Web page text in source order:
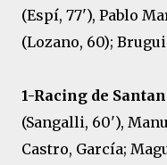
(Espí, 77'), Pablo
(Lozano, 60);
1-Racing de
(Sangalli, 60'),
Castro, García;